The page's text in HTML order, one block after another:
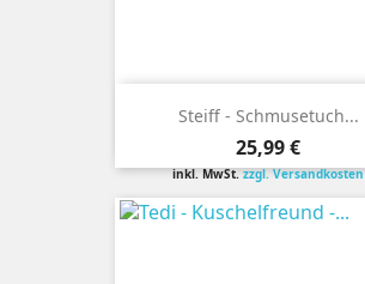
Steiff - Schmusetuch...
Preis
25,99 €
inkl. MwSt.zzgl. Versandkosten